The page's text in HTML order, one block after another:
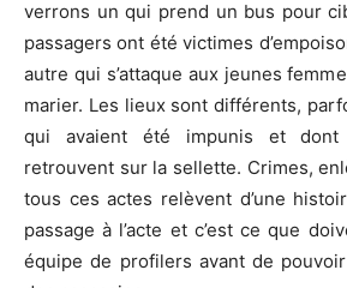
verrons un qui prend un bus pour
passagers ont été victimes
autre qui s’attaque aux jeunes
marier. Les lieux sont différents,
qui avaient été impunis et dont
retrouvent sur la sellette. Crimes,
tous ces actes relèvent d’une
passage à l’acte et c’est ce que
équipe de profilers avant de